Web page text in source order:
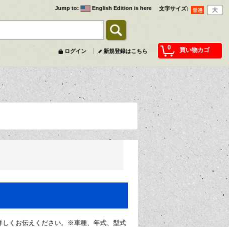
文字サイズ:
Jump to: English Edition is here
0 買い物カゴ
ログイン 新規登録はこちら
しくお伝えください。※車種、年式、型式